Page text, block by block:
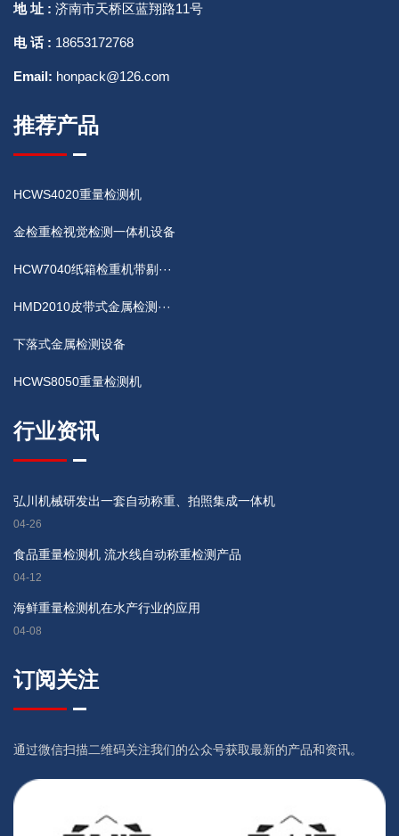
地 址 : 济南市天桥区蓝翔路11号
电 话 : 18653172768
Email: honpack@126.com
推荐产品
HCWS4020重量检测机
金检重检视觉检测一体机设备
HCW7040纸箱检重机带剔···
HMD2010皮带式金属检测···
下落式金属检测设备
HCWS8050重量检测机
行业资讯
弘川机械研发出一套自动称重、拍照集成一体机
04-26
食品重量检测机 流水线自动称重检测产品
04-12
海鲜重量检测机在水产行业的应用
04-08
订阅关注
通过微信扫描二维码关注我们的公众号获取最新的产品和资讯。